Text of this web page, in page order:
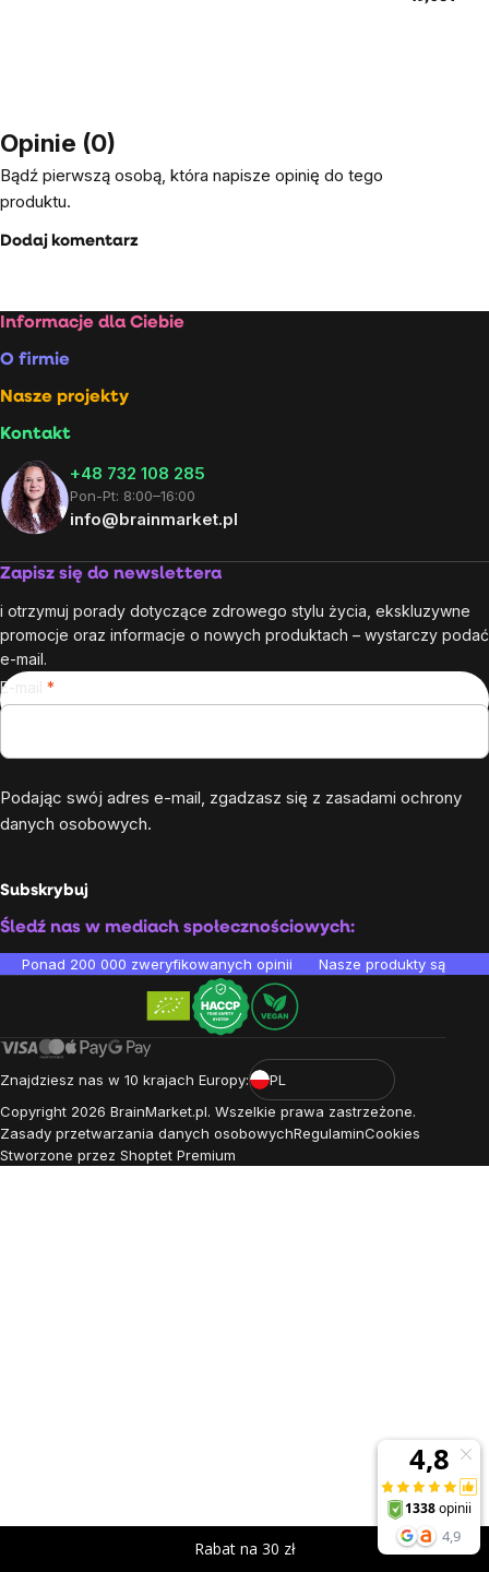
Opinie (0)
Bądź pierwszą osobą, która napisze opinię do tego
produktu.
Dodaj komentarz
Stopka
Informacje dla Ciebie
O firmie
Nasze projekty
Kontakt
+48 732 108 285
Pon-Pt: 8:00–16:00
info@brainmarket.pl
Zapisz się do newslettera
i otrzymuj porady dotyczące zdrowego stylu życia, ekskluzywne
promocje oraz informacje o nowych produktach – wystarczy podać
e-mail.
E-mail
Podając swój adres e-mail, zgadzasz się z zasadami ochrony
danych osobowych.
Subskrybuj
Śledź nas w mediach społecznościowych:
Ponad 200 000 zweryfikowanych opinii Nasze produkty są
Znajdziesz nas w 10 krajach Europy:
PL
Copyright 2026 BrainMarket.pl. Wszelkie prawa zastrzeżone.
Zasady przetwarzania danych osobowychRegulaminCookies
Stworzone przez Shoptet Premium
Rabat na 30 zł